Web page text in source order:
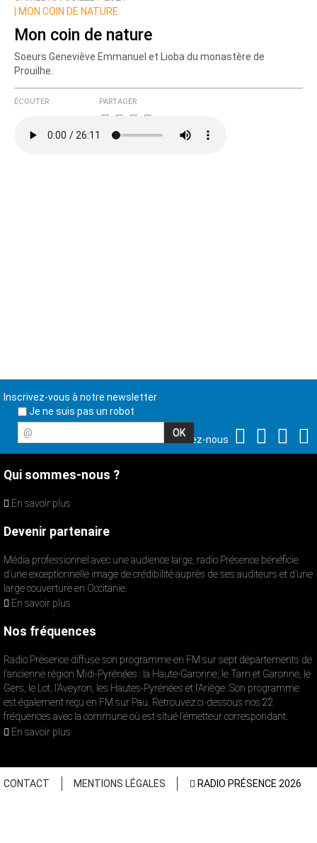
MON COIN DE NATURE
Mon coin de nature
Soeurs Geneviève Emmanuel et Lioba du monastère de
Prouilhe.
ÉCOUTER PARTAGER
Inscrivez-vous à notre newsletter
Je ne suis pas un robot
@
Suivez-nous
Qui sommes-nous ?
En savoir plus
Devenir partenaire
Média professionnel avec une audience large, radio Présence bénéficie
d’une exceptionnelle image de crédibilité auprès de ses auditeurs et d’une
large couverture en Occitanie.
En savoir plus
Nos fréquences
Radio Présence diffuse son programme en FM sur sept départements de
l’ancienne région Midi-Pyrénées : la Haute-Garonne, le Tarn et Garonne, le
Gers, le Lot, l’Aveyron, les Hautes-Pyrénées et l’Ariège. Son programme
est également reçu en FM sur Pau. Retrouvez ci-dessous nos 22
fréquences avec la commune où est situé l’émetteur correspondant.
En savoir plus
CONTACT MENTIONS LÉGALES RADIO PRÉSENCE 2026